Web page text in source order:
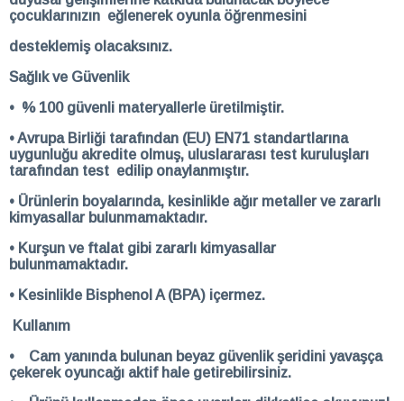
çocuklarınızın eğlenerek oyunla öğrenmesini
desteklemiş olacaksınız.
Sağlık ve Güvenlik
• % 100 güvenli materyallerle üretilmiştir.
• Avrupa Birliği tarafından (EU) EN71 standartlarına
uygunluğu akredite olmuş, uluslararası test kuruluşları
tarafından test edilip onaylanmıştır.
• Ürünlerin boyalarında, kesinlikle ağır metaller ve zararlı
kimyasallar bulunmamaktadır.
• Kurşun ve ftalat gibi zararlı kimyasallar
bulunmamaktadır.
• Kesinlikle Bisphenol A (BPA) içermez.
Kullanım
• Cam yanında bulunan beyaz güvenlik şeridini yavaşça
çekerek oyuncağı aktif hale getirebilirsiniz.